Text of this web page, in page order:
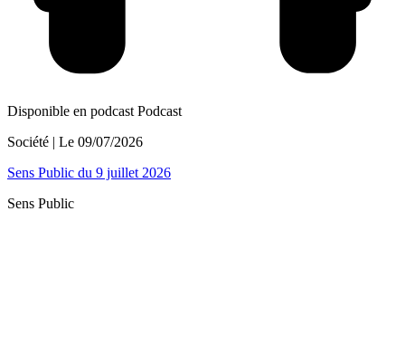
Disponible en podcast Podcast
Société | Le 09/07/2026
Sens Public du 9 juillet 2026
Sens Public